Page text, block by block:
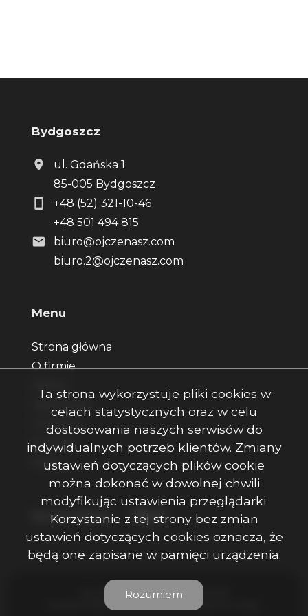
Bydgoszcz
ul. Gdańska 1
85-005 Bydgoszcz
+48 (52) 321-10-46
+48 501 494 815
biuro@ojczenasz.com
biuro.2@ojczenasz.com
Menu
Strona główna
O firmie
Zgłoszenia
Ulubione
Kontakt
Rodo
Social Media Facebook
Facebook
Facebook
Ojczenasz Nieruchomości © 2026
Program dla biur nieruchomości
Galactica Virgo
Ta strona wykorzystuje pliki cookies w
celach statystycznych oraz w celu
dostosowania naszych serwisów do
indywidualnych potrzeb klientów. Zmiany
ustawień dotyczących plików cookie
można dokonać w dowolnej chwili
modyfikując ustawienia przeglądarki.
Korzystanie z tej strony bez zmian
ustawień dotyczących cookies oznacza, że
będą one zapisane w pamięci urządzenia.
Rozumiem